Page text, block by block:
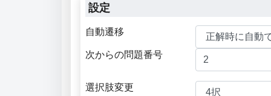
設定
自動遷移
次からの問題番号
選択肢変更